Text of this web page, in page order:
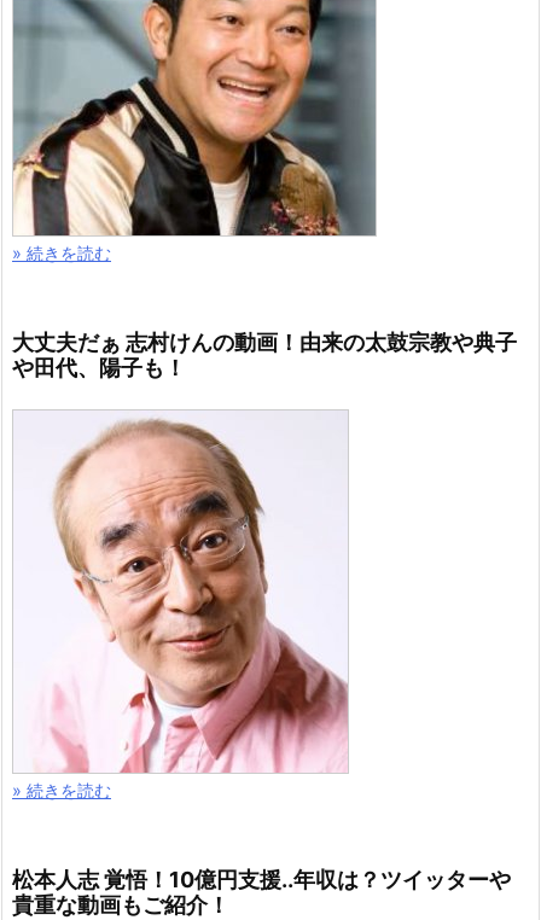
» 続きを読む
大丈夫だぁ 志村けんの動画！由来の太鼓宗教や典子
や田代、陽子も！
» 続きを読む
松本人志 覚悟！10億円支援..年収は？ツイッターや
貴重な動画もご紹介！